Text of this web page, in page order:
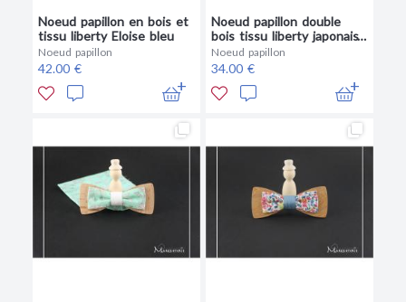
Noeud papillon en bois et
tissu liberty Eloise bleu
Noeud papillon
42.00 €
Noeud papillon double
bois tissu liberty japonais
rose fuchsia doré
Noeud papillon
34.00 €